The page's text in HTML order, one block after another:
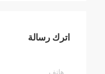
اترك رسالة